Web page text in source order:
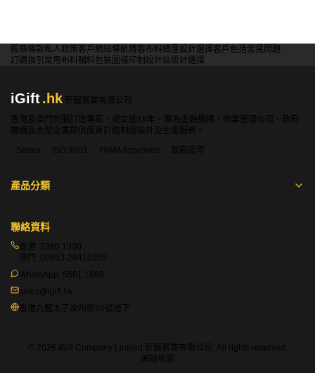
服務條款私人政策客戶 網站導航博客布料總匯設計選擇客戶包括常見問題
訂購指引 常用布料輔料包裝 圖樣印制 設計站設計選擇
iGift.hk
軒龍實業有限公司
香港及澳門制服訂造專家，成立逾18年，專為金融機構、物業管理公司、政府
機構及大型企業提供度身訂造制服設計及生產服務。
Sedex
ISO 9001 FAMA Approved 政府認可
產品分類
聯絡資料
香港: 2360 1900
澳門: 00853-28410350
WhatsApp: 5661 1880
sales@igift.hk
香港九龍太子汝州街50號地下
© 2026 iGift Company Limited 軒龍實業有限公司. All rights reserved.
網站地圖